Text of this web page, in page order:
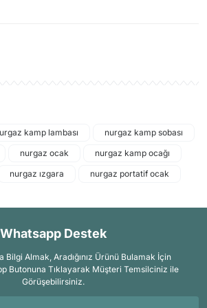
kamp lambası
nurgaz kamp sobası
nurgaz ocak
nurgaz kamp ocağı
nurgaz ızgara nurgaz portatif ocak
Whatsapp Destek
Bilgi Almak, Aradığınız Ürünü Bulamak İçin
Butonuna Tıklayarak Müşteri Temsilciniz ile
Görüşebilirsiniz.